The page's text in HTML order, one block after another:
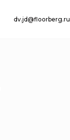
dv.jd@floorberg.ru